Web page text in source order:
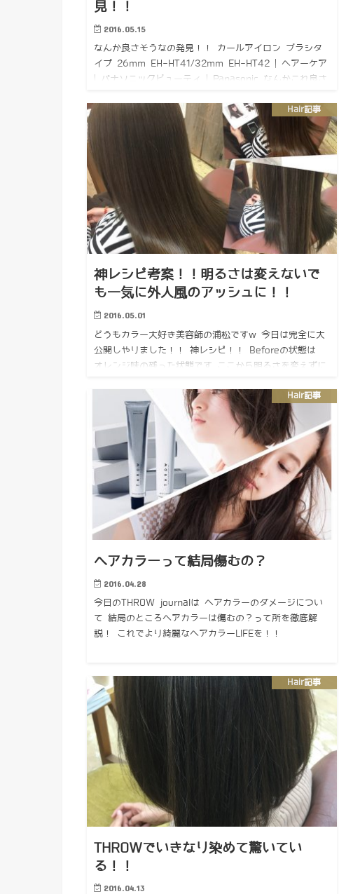
見！！
2016.05.15
なんか良さそうなの発見！！ カールアイロン ブラシタ
イプ 26mm EH-HT41/32mm EH-HT42 | ヘアーケア
| パナソニックビューティ | Panasonic なんかこれ良さ
Hair記事
神レシピ考案！！明るさは変えないで
も一気に外人風のアッシュに！！
2016.05.01
どうもカラー大好き美容師の浦松ですw 今日は完全に大
公開しやりました！！ 神レシピ！！ Beforeの状態は
オレンジ味の残った状態です ここから明るさを変えずに
Hair記事
ヘアカラーって結局傷むの？
2016.04.28
今日のTHROW journalは ヘアカラーのダメージについ
て 結局のところヘアカラーは傷むの？って所を徹底解
説！ これでより綺麗なヘアカラーLIFEを！！
Hair記事
THROWでいきなり染めて驚いてい
る！！
2016.04.13